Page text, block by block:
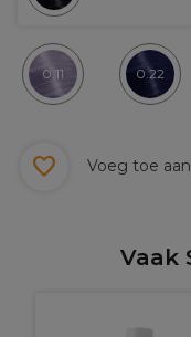
0.11 0.22
Voeg toe
Vaak